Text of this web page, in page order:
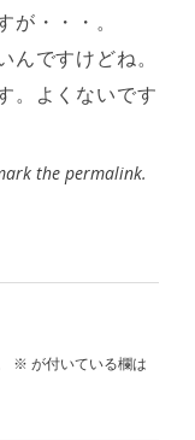
・・・。
ですけどね。
。よくないです
the permalink.
※ が付いている欄は